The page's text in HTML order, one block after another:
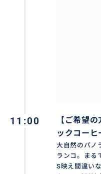
👇その他の人気ツアー
満喫‼️キンタマーニ+テ
ウンプル+ウブド
https://
11:00
【ご希望
ックコーヒ
大自然のパノ
ランコ。まる
S映え間違い